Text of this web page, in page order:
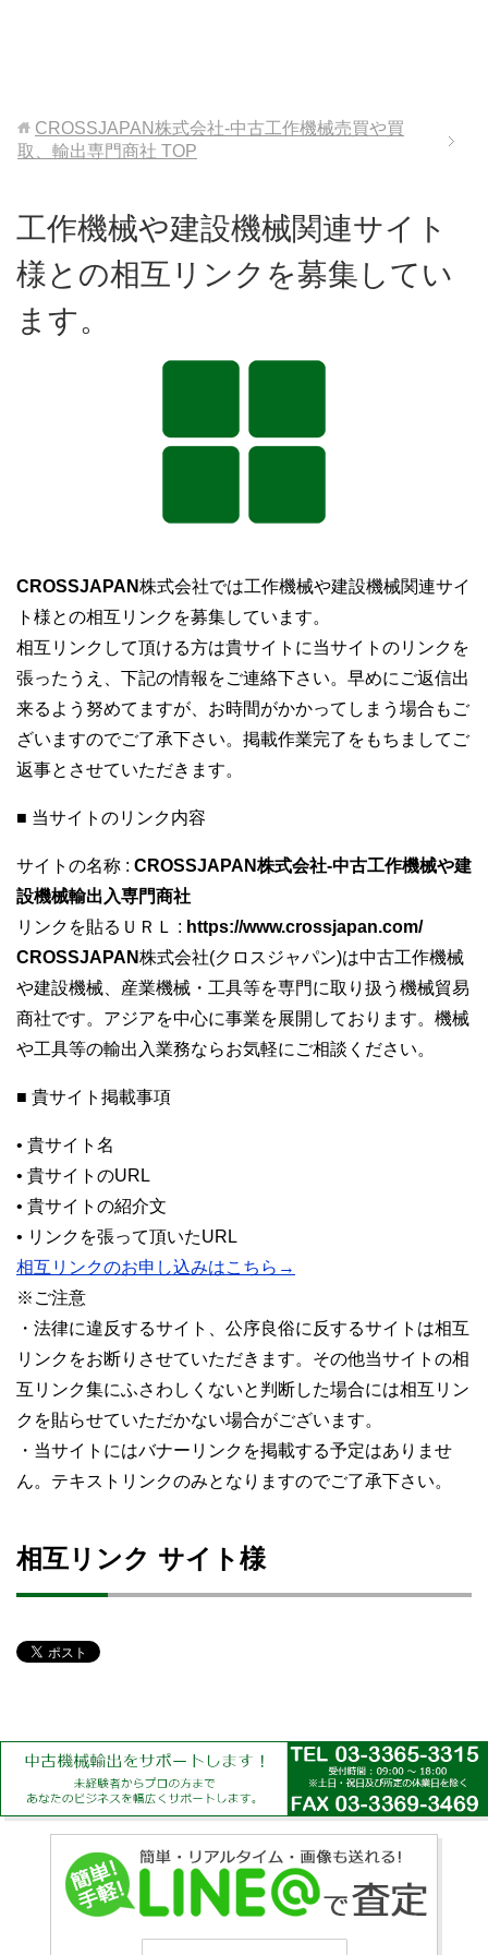
CROSSJAPAN株式会社-中古工作機械売買や買
取、輸出専門商社 TOP
工作機械や建設機械関連サイト
様との相互リンクを募集してい
ます。
CROSSJAPAN株式会社では工作機械や建設機械関連サイ
ト様との相互リンクを募集しています。
相互リンクして頂ける方は貴サイトに当サイトのリンクを
張ったうえ、下記の情報をご連絡下さい。早めにご返信出
来るよう努めてますが、お時間がかかってしまう場合もご
ざいますのでご了承下さい。掲載作業完了をもちましてご
返事とさせていただきます。
■ 当サイトのリンク内容
サイトの名称 : CROSSJAPAN株式会社-中古工作機械や建
設機械輸出入専門商社
リンクを貼るＵＲＬ : https://www.crossjapan.com/
CROSSJAPAN株式会社(クロスジャパン)は中古工作機械
や建設機械、産業機械・工具等を専門に取り扱う機械貿易
商社です。アジアを中心に事業を展開しております。機械
や工具等の輸出入業務ならお気軽にご相談ください。
■ 貴サイト掲載事項
• 貴サイト名
• 貴サイトのURL
• 貴サイトの紹介文
• リンクを張って頂いたURL
相互リンクのお申し込みはこちら→
※ご注意
・法律に違反するサイト、公序良俗に反するサイトは相互
リンクをお断りさせていただきます。その他当サイトの相
互リンク集にふさわしくないと判断した場合には相互リン
クを貼らせていただかない場合がございます。
・当サイトにはバナーリンクを掲載する予定はありませ
ん。テキストリンクのみとなりますのでご了承下さい。
相互リンク サイト様